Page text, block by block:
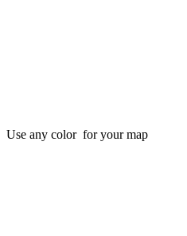
Use any color for your map